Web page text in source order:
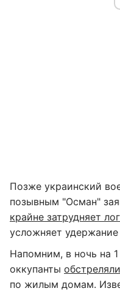
Позже украинский
позывным "Осман"
крайне затрудняет
усложняет
Напомним, в ночь на
оккупанты
по жилым домам.